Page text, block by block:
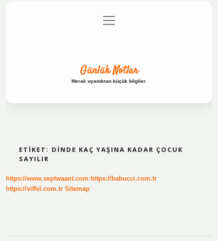
Gizlilik Politikası
menüyü
aç
Günlük Notlar
Merak uyandıran küçük bilgiler.
ETIKET: DINDE KAÇ YAŞINA KADAR ÇOCUK
SAYILIR
https://www.septwaant.com https://babucci.com.tr
https://viffel.com.tr Sitemap